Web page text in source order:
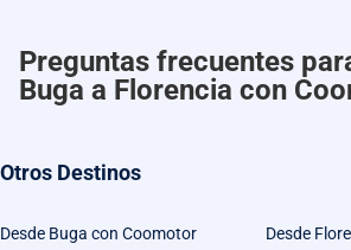
Preguntas frecuentes
Buga a Florencia con
Otros Destinos
Desde Buga con Coomotor Desde